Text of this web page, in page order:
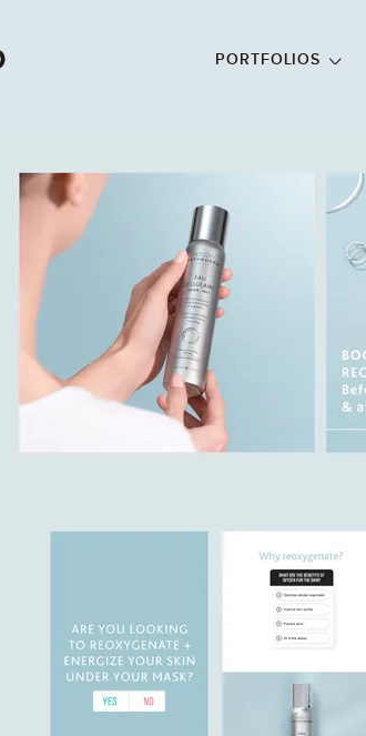
PORTFOLIOS